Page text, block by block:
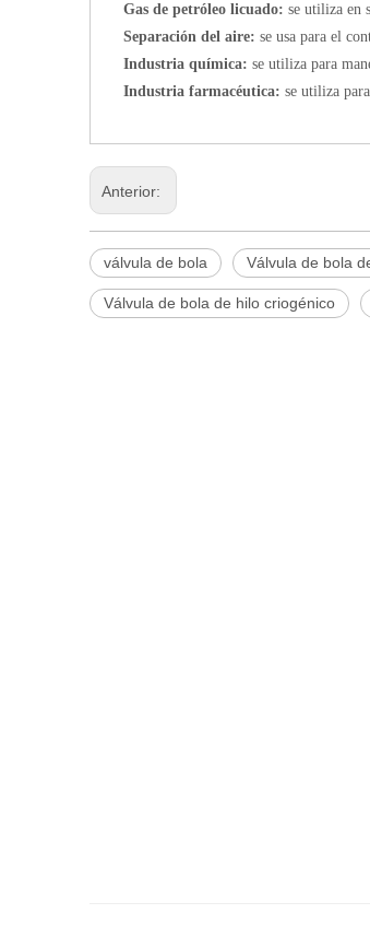
Gas de petróleo licuado: se utiliza en
Separación del aire: se usa para el
Industria química: se utiliza para
Industria farmacéutica: se utiliza
Anterior:
válvula de bola Válvula de bola
Válvula de bola de hilo criogénico